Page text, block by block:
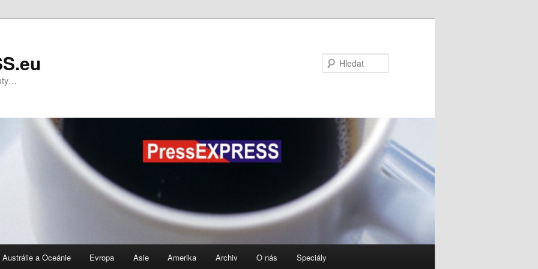
Austrálie a Oceánie Evropa Asie Amerika Archiv O nás Speciály